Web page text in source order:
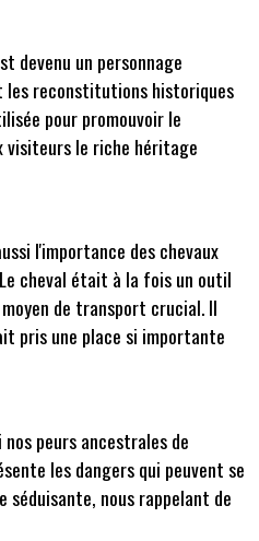
devenu un personnage
les reconstitutions historiques
pour promouvoir le
visiteurs le riche héritage
l'importance des chevaux
cheval était à la fois un outil
de transport crucial. Il
pris une place si importante
peurs ancestrales de
les dangers qui peuvent se
séduisante, nous rappelant de